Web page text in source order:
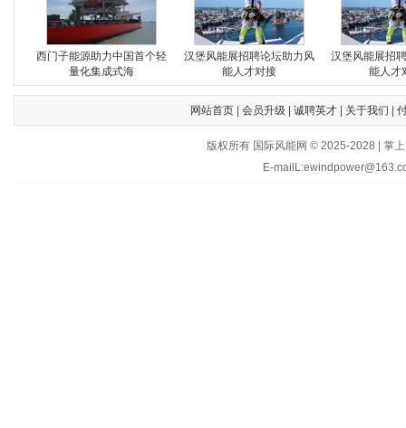
西门子能源助力中国首个轻
量化集成式海
汉堡风能展招聘论坛助力风
能人才对接
汉堡风能展招
能人才
网站首页| 会员升级 诚聘英才| 关于我们
版权所有 国际风能网 © 2025-2028 | 掌
E-